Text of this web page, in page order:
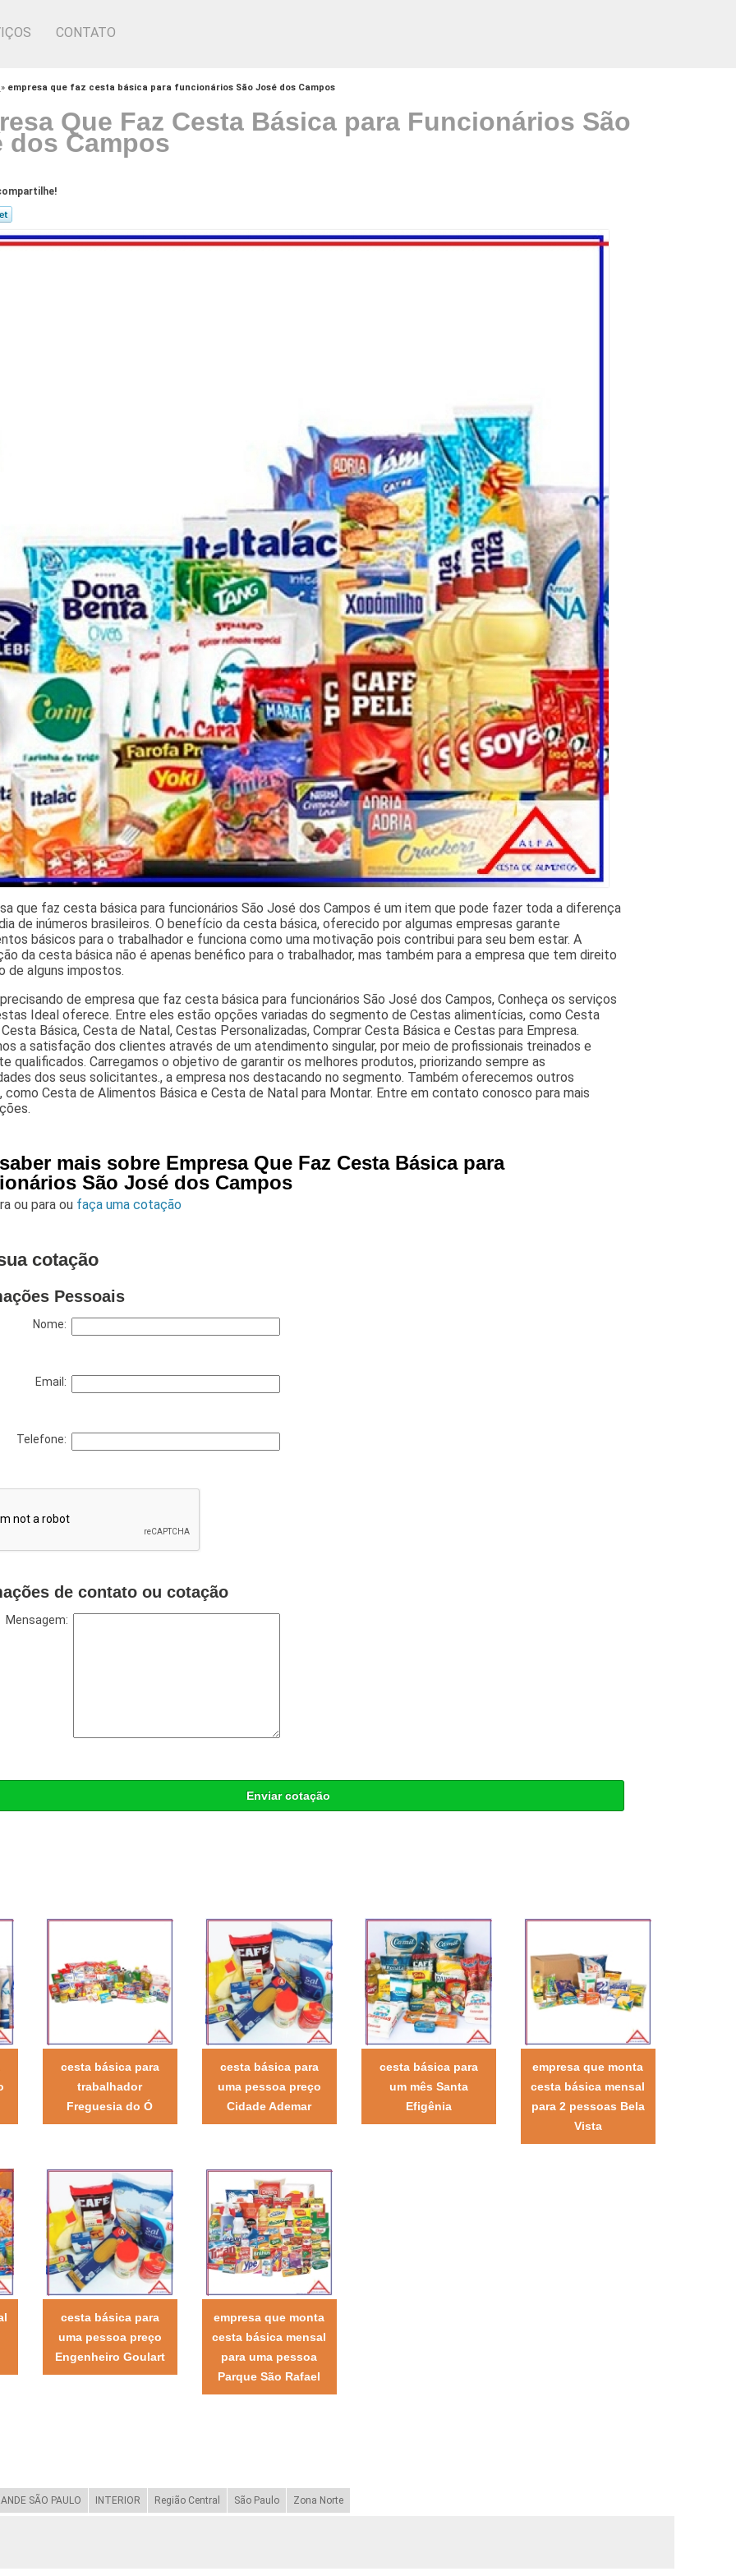
CONTATO
» empresa que faz cesta básica para funcionários São José dos Campos
Que Faz Cesta Básica para Funcionários São
dos Campos
que faz cesta básica para funcionários São José dos Campos é um item que pode fazer toda a diferença
de inúmeros brasileiros. O benefício da cesta básica, oferecido por algumas empresas garante
básicos para o trabalhador e funciona como uma motivação pois contribui para seu bem estar. A
da cesta básica não é apenas benéfico para o trabalhador, mas também para a empresa que tem direito
de alguns impostos.
de empresa que faz cesta básica para funcionários São José dos Campos, Conheça os serviços
Ideal oferece. Entre eles estão opções variadas do segmento de Cestas alimentícias, como Cesta
Cesta Básica, Cesta de Natal, Cestas Personalizadas, Comprar Cesta Básica e Cestas para Empresa.
a satisfação dos clientes através de um atendimento singular, por meio de profissionais treinados e
qualificados. Carregamos o objetivo de garantir os melhores produtos, priorizando sempre as
dos seus solicitantes., a empresa nos destacando no segmento. Também oferecemos outros
como Cesta de Alimentos Básica e Cesta de Natal para Montar. Entre em contato conosco para mais
mais sobre Empresa Que Faz Cesta Básica para
São José dos Campos
ou paraou faça uma cotação
cotação
Pessoais
Nome:
Email:
Telefone:
de contato ou cotação
Mensagem:
Enviar cotação
cesta básica para
trabalhador
Freguesia do Ó
cesta básica para
uma pessoa preço
Cidade Ademar
cesta básica para
um mês Santa
Efigênia
empresa que monta
cesta básica mensal
para 2 pessoas Bela
Vista
cesta básica para
uma pessoa preço
Engenheiro Goulart
empresa que monta
cesta básica mensal
para uma pessoa
Parque São Rafael
SÃO PAULO INTERIOR Região Central São Paulo Zona Norte